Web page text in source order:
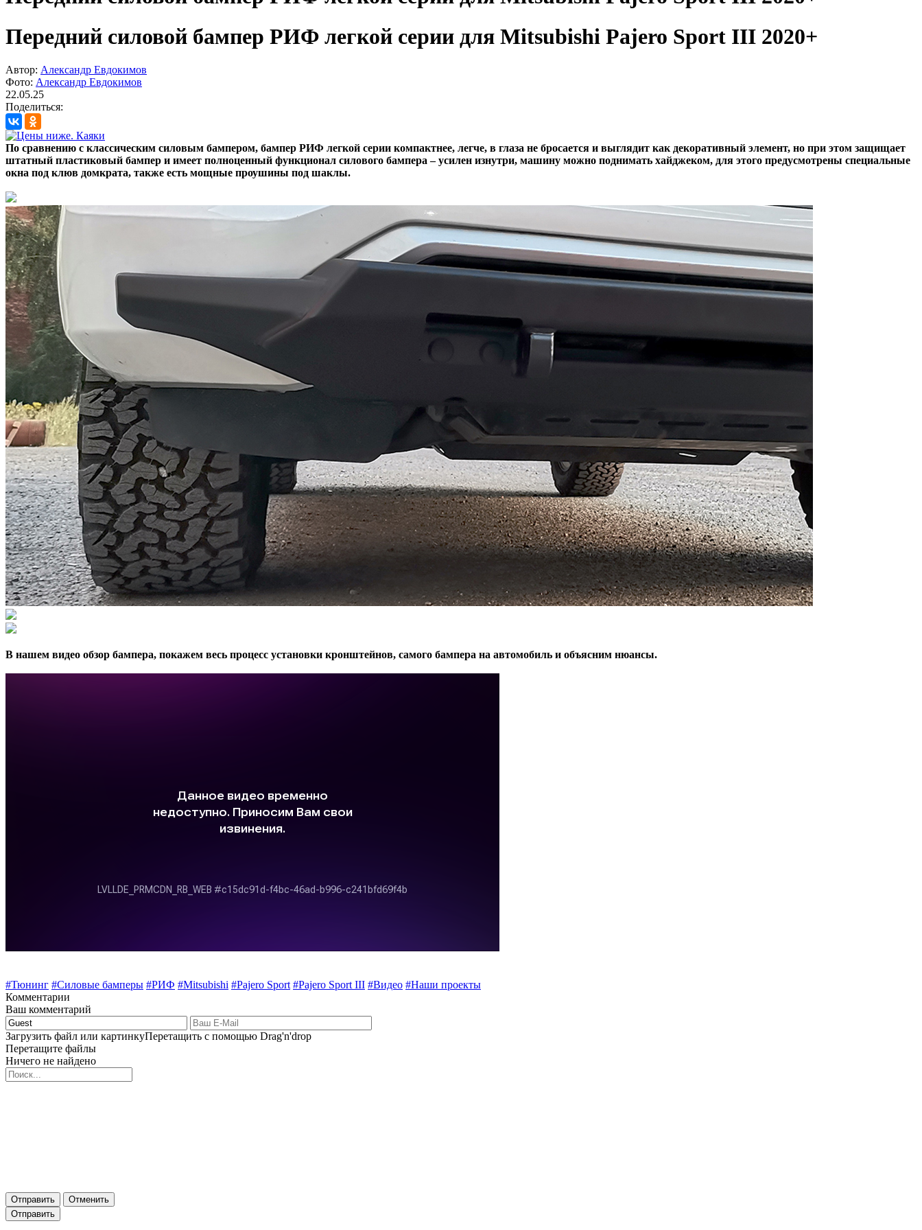
Передний силовой бампер РИФ легкой серии для Mitsubishi Pajero Sport III 2020+
Автор: Александр Евдокимов
Фото: Александр Евдокимов
22.05.25
Поделиться:
По сравнению с классическим силовым бампером, бампер РИФ легкой серии компактнее, легче, в глаза не бросается и выглядит как декоративный элемент, но при этом защищает
штатный пластиковый бампер и имеет полноценный функционал силового бампера – усилен изнутри, машину можно поднимать хайджеком, для этого предусмотрены специальные
окна под клюв домкрата, также есть мощные проушины под шаклы.
В нашем видео обзор бампера, покажем весь процесс установки кронштейнов, самого бампера на автомобиль и объясним нюансы.
#Тюнинг #Силовые бамперы #РИФ #Mitsubishi #Pajero Sport #Pajero Sport III #Видео #Наши проекты
Комментарии
Ваш комментарий
Загрузить файл или картинкуПеретащить с помощью Drag'n'drop
Перетащите файлы
Ничего не найдено
Отправить Отменить